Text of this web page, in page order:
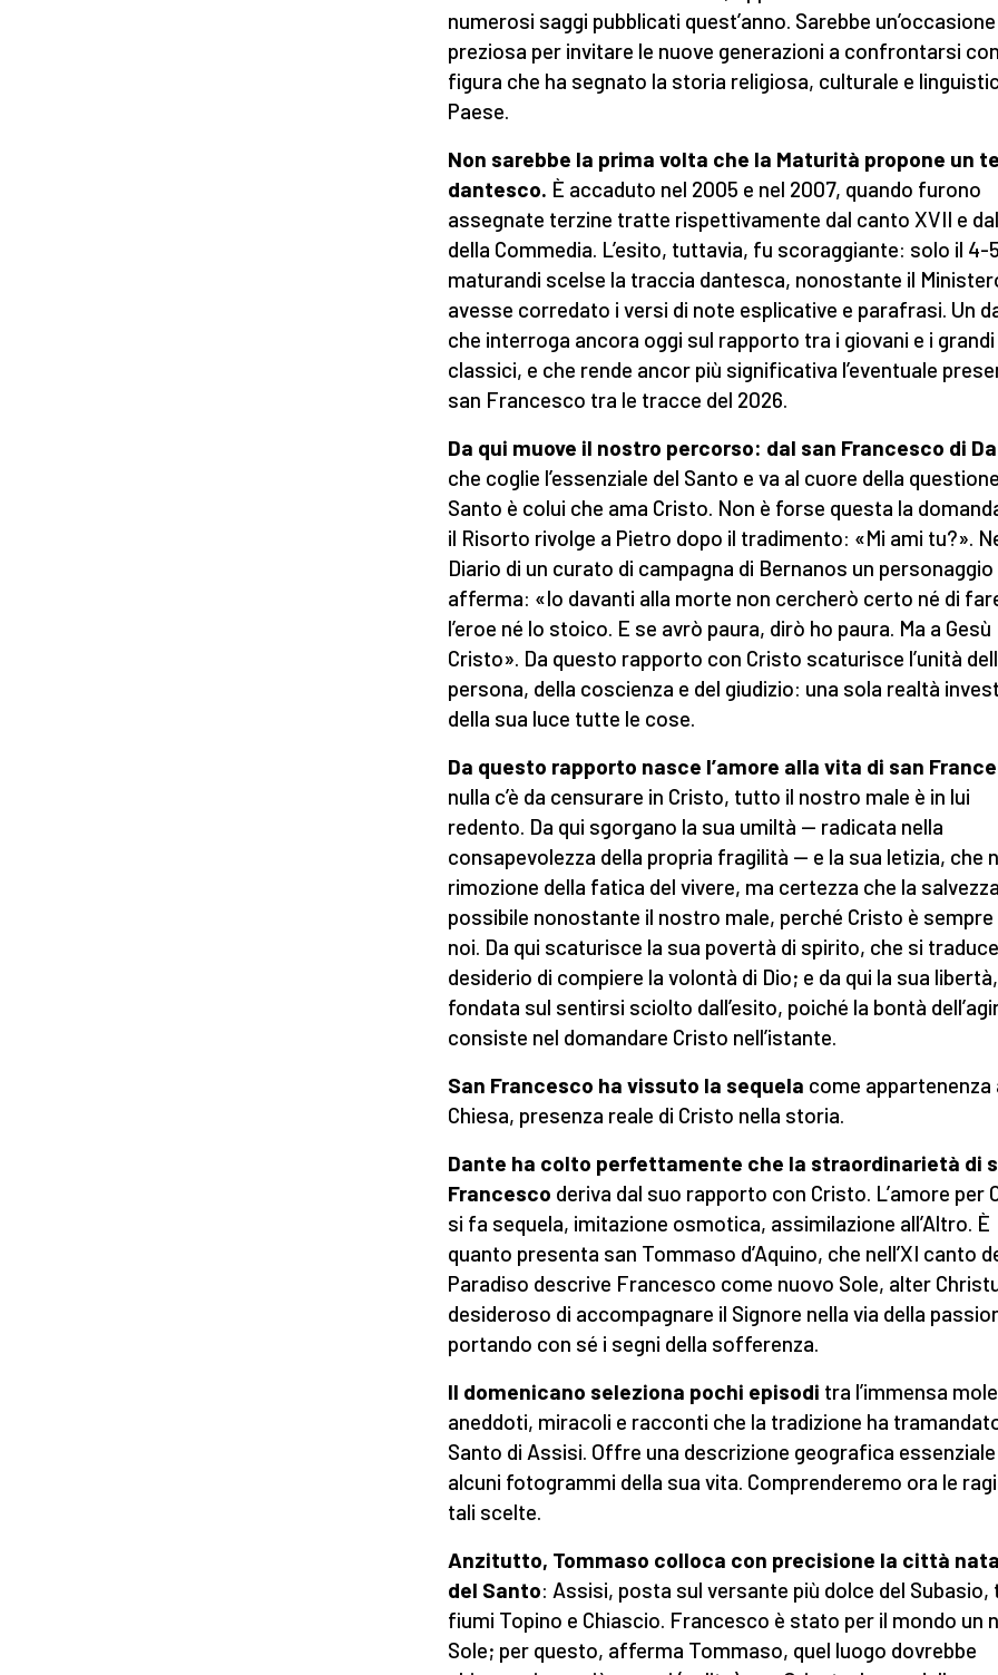
numerosi saggi pubblicati quest’anno. Sarebbe un’occasione
preziosa per invitare le nuove generazioni a confrontarsi
figura che ha segnato la storia religiosa, culturale e
Paese.
Non sarebbe la prima volta che la Maturità propone un
dantesco. È accaduto nel 2005 e nel 2007, quando furono
assegnate terzine tratte rispettivamente dal canto XVII e
della Commedia. L’esito, tuttavia, fu scoraggiante: solo il 4-
maturandi scelse la traccia dantesca, nonostante il
avesse corredato i versi di note esplicative e parafrasi. Un
che interroga ancora oggi sul rapporto tra i giovani e i grandi
classici, e che rende ancor più significativa l’eventuale
san Francesco tra le tracce del 2026.
Da qui muove il nostro percorso: dal san Francesco di
che coglie l’essenziale del Santo e va al cuore della
Santo è colui che ama Cristo. Non è forse questa la
il Risorto rivolge a Pietro dopo il tradimento: «Mi ami tu?».
Diario di un curato di campagna di Bernanos un personaggio
afferma: «Io davanti alla morte non cercherò certo né di
l’eroe né lo stoico. E se avrò paura, dirò ho paura. Ma a Gesù
Cristo». Da questo rapporto con Cristo scaturisce l’unità
persona, della coscienza e del giudizio: una sola realtà
della sua luce tutte le cose.
Da questo rapporto nasce l’amore alla vita di san
nulla c’è da censurare in Cristo, tutto il nostro male è in lui
redento. Da qui sgorgano la sua umiltà — radicata nella
consapevolezza della propria fragilità — e la sua letizia, che
rimozione della fatica del vivere, ma certezza che la
possibile nonostante il nostro male, perché Cristo è
noi. Da qui scaturisce la sua povertà di spirito, che si
desiderio di compiere la volontà di Dio; e da qui la sua libertà,
fondata sul sentirsi sciolto dall’esito, poiché la bontà
consiste nel domandare Cristo nell’istante.
San Francesco ha vissuto la sequela come appartenenza
Chiesa, presenza reale di Cristo nella storia.
Dante ha colto perfettamente che la straordinarietà di
Francesco deriva dal suo rapporto con Cristo. L’amore per
si fa sequela, imitazione osmotica, assimilazione all’Altro. È
quanto presenta san Tommaso d’Aquino, che nell’XI canto
Paradiso descrive Francesco come nuovo Sole, alter
desideroso di accompagnare il Signore nella via della
portando con sé i segni della sofferenza.
Il domenicano seleziona pochi episodi tra l’immensa
aneddoti, miracoli e racconti che la tradizione ha
Santo di Assisi. Offre una descrizione geografica
alcuni fotogrammi della sua vita. Comprenderemo ora le
tali scelte.
Anzitutto, Tommaso colloca con precisione la città
del Santo: Assisi, posta sul versante più dolce del Subasio,
fiumi Topino e Chiascio. Francesco è stato per il mondo un
Sole; per questo, afferma Tommaso, quel luogo dovrebbe